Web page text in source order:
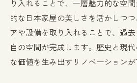
り入れることで、一層魅力的な空
的な日本家屋の美しさを活かしつ
アや設備を取り入れることで、過
自の空間が完成します。歴史と現
な価値を生み出すリノベーションが